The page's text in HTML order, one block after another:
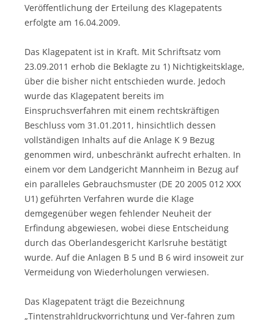
Veröffentlichung der Erteilung des Klagepatents
erfolgte am 16.04.2009.
Das Klagepatent ist in Kraft. Mit Schriftsatz vom
23.09.2011 erhob die Beklagte zu 1) Nichtigkeitsklage,
über die bisher nicht entschieden wurde. Jedoch
wurde das Klagepatent bereits im
Einspruchsverfahren mit einem rechtskräftigen
Beschluss vom 31.01.2011, hinsichtlich dessen
vollständigen Inhalts auf die Anlage K 9 Bezug
genommen wird, unbeschränkt aufrecht erhalten. In
einem vor dem Landgericht Mannheim in Bezug auf
ein paralleles Gebrauchsmuster (DE 20 2005 012 XXX
U1) geführten Verfahren wurde die Klage
demgegenüber wegen fehlender Neuheit der
Erfindung abgewiesen, wobei diese Entscheidung
durch das Oberlandesgericht Karlsruhe bestätigt
wurde. Auf die Anlagen B 5 und B 6 wird insoweit zur
Vermeidung von Wiederholungen verwiesen.
Das Klagepatent trägt die Bezeichnung
„Tintenstrahldruckvorrichtung und Ver-fahren zum